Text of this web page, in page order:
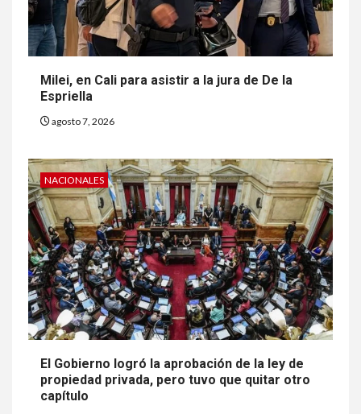
Milei, en Cali para asistir a la jura de De la
Espriella
agosto 7, 2026
NACIONALES
El Gobierno logró la aprobación de la ley de
propiedad privada, pero tuvo que quitar otro
capítulo